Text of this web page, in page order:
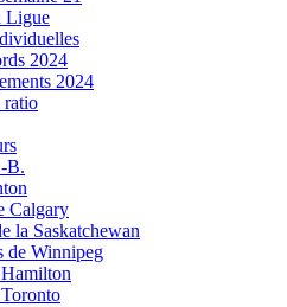
Ligue
2024
2024
ratio
B.
Calgary
la Saskatchewan
de Winnipeg